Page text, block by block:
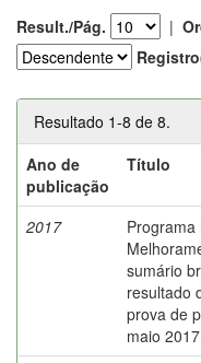
Result./Pág. |
Resultado 1-8 de 8.
Ano de
publicação
Título
2017
Programa
sumário
resultado
prova de
maio